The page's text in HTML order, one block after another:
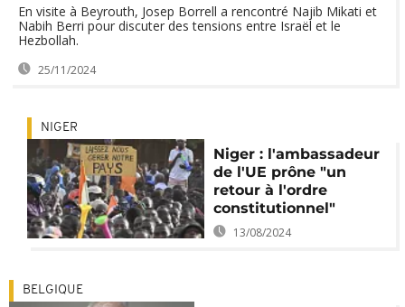
En visite à Beyrouth, Josep Borrell a rencontré Najib Mikati et
Nabih Berri pour discuter des tensions entre Israël et le
Hezbollah.
25/11/2024
NIGER
Niger : l'ambassadeur
de l'UE prône "un
retour à l'ordre
constitutionnel"
13/08/2024
BELGIQUE